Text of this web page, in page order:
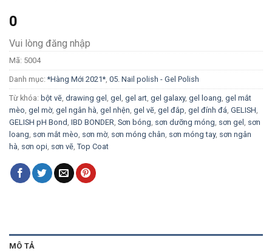
0
Vui lòng đăng nhập
Mã: 5004
Danh mục:*Hàng Mới 2021* 05. Nail polish - Gel Polish
Từ khóa: bột vẽ drawing gel gel gel art gel galaxy, gel loang gel mắt
mèo gel mờ, gel ngân hà gel nhện gel vẽ gel đắp gel đính đá GELISH
GELISH pH Bond IBD BONDER Sơn bóng sơn dưỡng móng sơn gel sơn
loang sơn mắt mèo sơn mờ, sơn móng chân sơn móng tay, sơn ngân
hà sơn opi sơn vẽ Top Coat
MÔ TẢ